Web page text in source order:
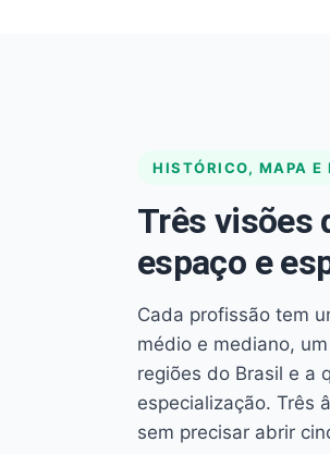
HISTÓRICO, MAPA E
Três visões
espaço e
Cada profissão tem
médio e mediano,
regiões do Brasil e a
especialização. Três
sem precisar abrir